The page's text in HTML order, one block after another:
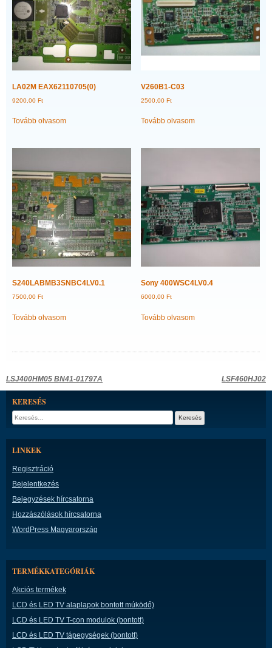
LA02M EAX62110705(0)
9200,00 Ft
Tovább olvasom
V260B1-C03
2500,00Ft
Tovább olvasom
S240LABMB3SNBC4LV0.1
7500,00 Ft
Tovább olvasom
Sony 400WSC4LV0.4
6000,00 Ft
Tovább olvasom
Bejegyzés
navigáció
LSJ400HM05 BN41-01797A LSF460HJ02
KERESÉS
Keresés:
LINKEK
Regisztráció
Bejelentkezés
Bejegyzések hírcsatorna
Hozzászólások hírcsatorna
WordPress Magyarország
TERMÉKKATEGÓRIÁK
Akciós termékek
LCD és LED TV alaplapok bontott múködő)
LCD és LED TV T-con modulok (bontott)
LCD és LED TV tápegységek (bontott)